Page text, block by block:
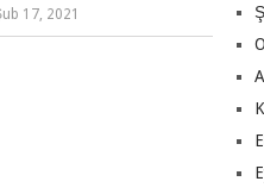
17, 2021